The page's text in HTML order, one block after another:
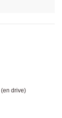
(en drive)